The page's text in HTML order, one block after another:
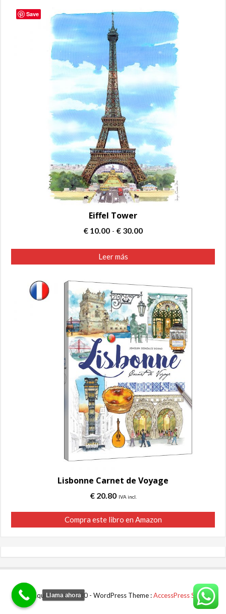
Eiffel Tower
€10.00 - €30.00
precios:
desde
hasta
€ 30.00
Leer más
Lisbonne Carnet de Voyage
€ 20.80 IVA incl.
Compra este libro en Amazon
© Joaquin Dorao 2020 - WordPress Theme :AccessPress Store
Llama ahora
Save